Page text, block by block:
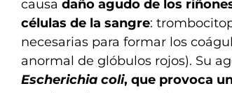
causa daño agudo de los
células de la sangre:
necesarias para formar los
anormal de glóbulos rojos). Su
Escherichia coli, que provoca